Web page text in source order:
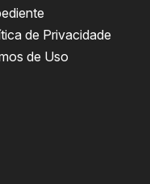
de Privacidade
de Uso